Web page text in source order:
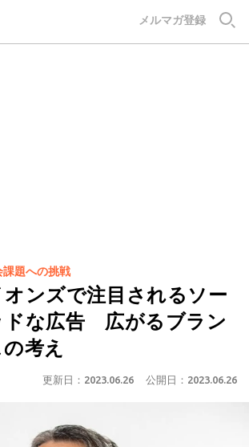
メルマガ登録
課題への挑戦
ンズで注目されるソー
ドな広告 広がるブラン
考え
更新日： 2023.06.26 公開日： 2023.06.26